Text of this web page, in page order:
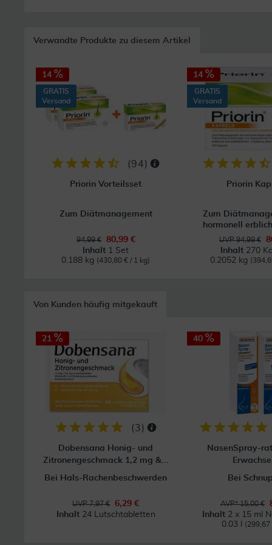
Verwandte Produkte zu diesem Artikel
14
GRATIS
Versand
(94)
Priorin Vorteilsset
Zum Diätmanagement
94,99 €
80,99 €
Inhalt 1 Set
0.188 kg (430,80 € / 1 kg)
14
GRATIS
Versand
Priorin
Zum
hormonell
UVP 94,99 €
Inhalt 270
0.2052 kg
Von Kunden häufig mitgekauft
21
(3)
Dobensana Honig- und
Zitronengeschmack 1,2 mg &...
Bei Hals-Rachenbeschwerden
UVP 7,97 €
6,29 €
Inhalt 24 Lutschtabletten
40
NasenSpray-
Bei
AVP* 15,00 €
Inhalt 2 x 15 ml
0.03 l
(299,67